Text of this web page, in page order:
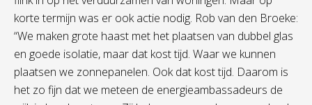
korte termijn was er ook actie nodig. Rob van den Broeke:
“We maken grote haast met het plaatsen van dubbel glas
en goede isolatie, maar dat kost tijd. Waar we kunnen
plaatsen we zonnepanelen. Ook dat kost tijd. Daarom is
het zo fijn dat we meteen de energieambassadeurs de